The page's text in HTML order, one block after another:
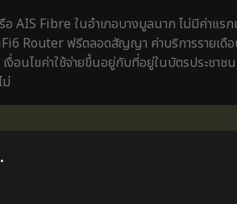
อ AIS Fibre ในอำเภอบางมูลนาก ไม่มีค่าแรก
Router ฟรีตลอดสัญญา ค่าบริการรายเดื
งื่อนไขค่าใช้จ่ายขึ้นอยู่กับที่อยู่ในบัตรประชาชน